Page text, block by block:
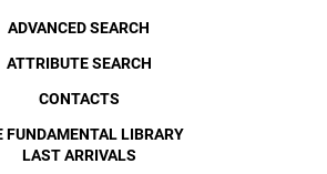
ADVANCED SEARCH
ATTRIBUTE SEARCH
CONTACTS
FUNDAMENTAL LIBRARY
LAST ARRIVALS